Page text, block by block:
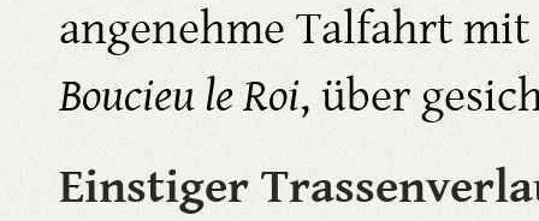
angenehme Talfahrt
Boucieu le Roi, über
Einstiger